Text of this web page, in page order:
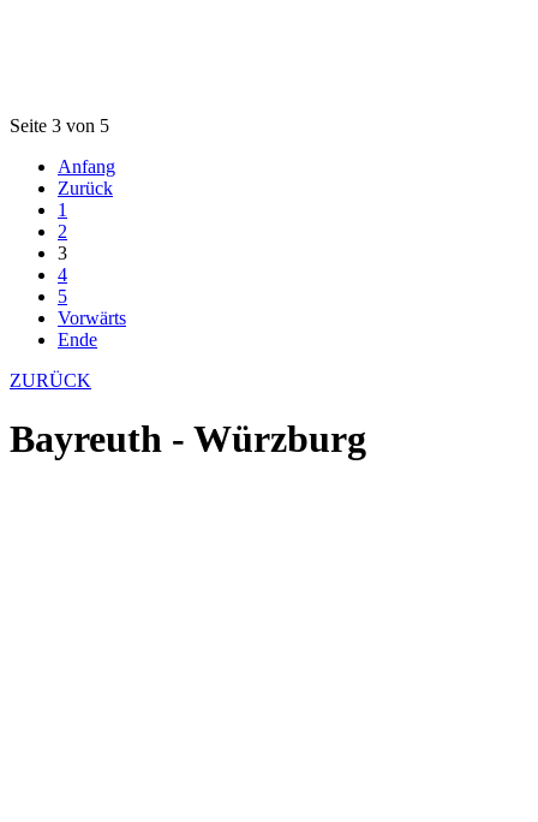
Seite 3 von 5
Anfang
Zurück
1
2
3
4
5
Vorwärts
Ende
ZURÜCK
Bayreuth - Würzburg